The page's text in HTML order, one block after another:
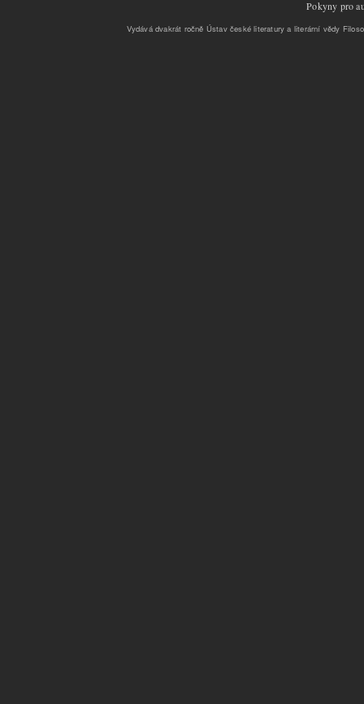
Pokyny pro
Vydává dvakrát ročně Ústav české literatury a literární vědy